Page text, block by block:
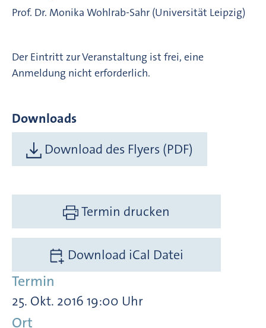
Prof. Dr. Monika Wohlrab-Sahr (Universität Leipzig)
Der Eintritt zur Veranstaltung ist frei, eine
Anmeldung nicht erforderlich.
Downloads
Download des Flyers (PDF)
Termin drucken
Download iCal Datei
Termin
25. Okt. 2016 19:00 Uhr
Ort